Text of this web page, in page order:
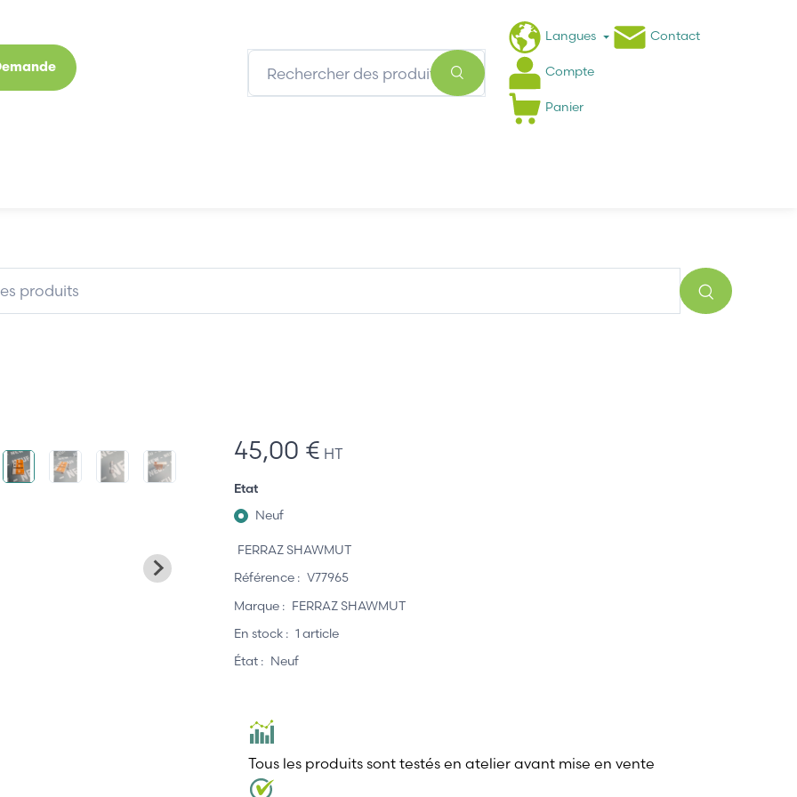
Langues Contact
Compte
Panier
45,00 € HT
Etat
Neuf
FERRAZ SHAWMUT
Référence : V77965
Marque : FERRAZ SHAWMUT
En stock : 1 article
État : Neuf
Tous les produits sont testés en atelier avant mise en vente